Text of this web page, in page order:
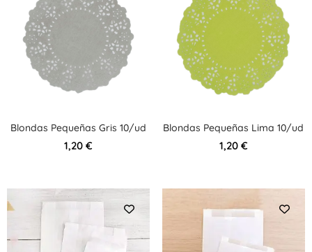
Blondas Pequeñas Gris 10/ud
1,20€
Blondas Pequeñas Lima 10/ud
1,20 €